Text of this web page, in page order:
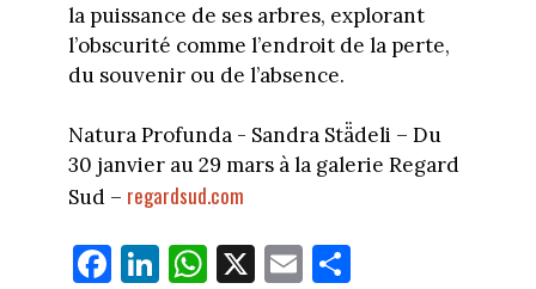
la puissance de ses arbres, explorant
l’obscurité comme l’endroit de la perte,
du souvenir ou de l’absence.
Natura Profunda - Sandra Stä̈deli – Du
30 janvier au 29 mars à la galerie Regard
Sud – regardsud.com
Fa Li W X E Pa